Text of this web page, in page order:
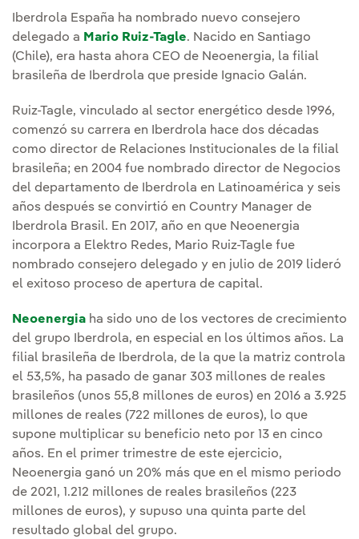
Iberdrola España ha nombrado nuevo consejero
delegado a Mario Ruiz-Tagle. Nacido en Santiago
(Chile), era hasta ahora CEO de Neoenergia, la filial
brasileña de Iberdrola que preside Ignacio Galán.
Ruiz-Tagle, vinculado al sector energético desde 1996,
comenzó su carrera en Iberdrola hace dos décadas
como director de Relaciones Institucionales de la filial
brasileña; en 2004 fue nombrado director de Negocios
del departamento de Iberdrola en Latinoamérica y seis
años después se convirtió en Country Manager de
Iberdrola Brasil. En 2017, año en que Neoenergia
incorpora a Elektro Redes, Mario Ruiz-Tagle fue
nombrado consejero delegado y en julio de 2019 lideró
el exitoso proceso de apertura de capital.
Neoenergia ha sido uno de los vectores de crecimiento
del grupo Iberdrola, en especial en los últimos años. La
filial brasileña de Iberdrola, de la que la matriz controla
el 53,5%, ha pasado de ganar 303 millones de reales
brasileños (unos 55,8 millones de euros) en 2016 a 3.925
millones de reales (722 millones de euros), lo que
supone multiplicar su beneficio neto por 13 en cinco
años. En el primer trimestre de este ejercicio,
Neoenergia ganó un 20% más que en el mismo periodo
de 2021, 1.212 millones de reales brasileños (223
millones de euros), y supuso una quinta parte del
resultado global del grupo.